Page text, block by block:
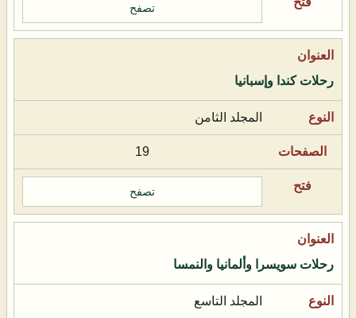
تصفح
رحلات كندا وإسبانيا
المجلد الثامن
19
تصفح
رحلات سويسرا وألمانيا والنمسا
المجلد التاسع